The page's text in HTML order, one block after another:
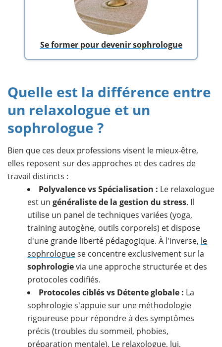
Se former pour devenir sophrologue
Quelle est la différence entre
un relaxologue et un
sophrologue ?
Bien que ces deux professions visent le mieux-être,
elles reposent sur des approches et des cadres de
travail distincts :
Polyvalence vs Spécialisation : Le relaxologue
est un généraliste de la gestion du stress. Il
utilise un panel de techniques variées (yoga,
training autogène, outils corporels) et dispose
d'une grande liberté pédagogique. À l'inverse, le
sophrologuese concentre exclusivement sur la
sophrologievia une approche structurée et des
protocoles codifiés.
Protocoles ciblés vs Détente globale : La
sophrologie s'appuie sur une méthodologie
rigoureuse pour répondre à des symptômes
précis (troubles du sommeil, phobies,
préparation mentale). Le relaxologue, lui,